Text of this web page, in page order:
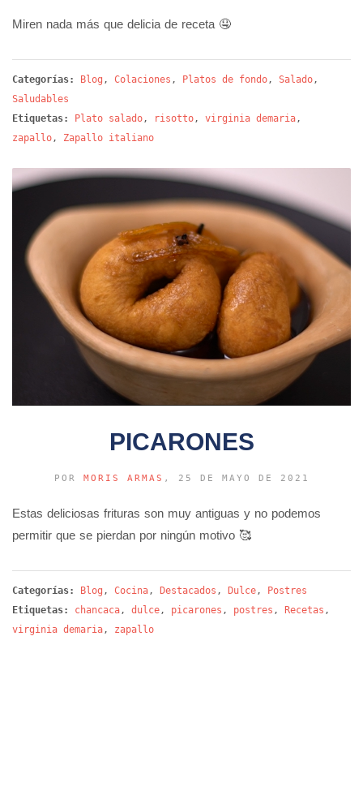
Miren nada más que delicia de receta 🤤
Categorías: Blog , Colaciones , Platos de fondo, Salado,
Saludables
Etiquetas:
Plato salado, risotto, virginia demaria,
zapallo, Zapallo italiano
PICARONES
POR MORIS ARMAS , 25 DE MAYO DE 2021
Estas deliciosas frituras son muy antiguas y no podemos
permitir que se pierdan por ningún motivo 🥰
Categorías: Blog , Cocina, Destacados , Dulce,
Postres
Etiquetas:
chancaca, dulce, picarones , postres , Recetas ,
virginia demaria, zapallo